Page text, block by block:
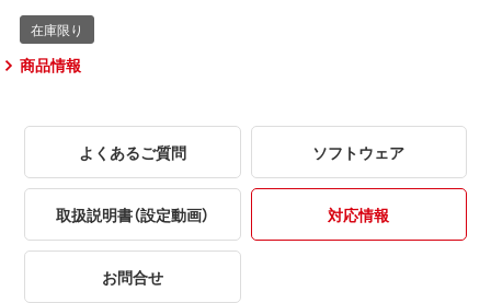
商品情報
よくあるご質問 ソフトウェア
取扱説明書（設定動画） 対応情報
お問合せ